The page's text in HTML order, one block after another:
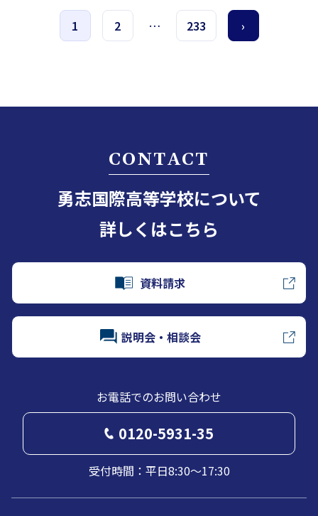
1 2 … 233 ›
CONTACT
勇志国際高等学校について
詳しくはこちら
資料請求
説明会・相談会
お電話でのお問い合わせ
0120-5931-35
受付時間：平日8:30～17:30